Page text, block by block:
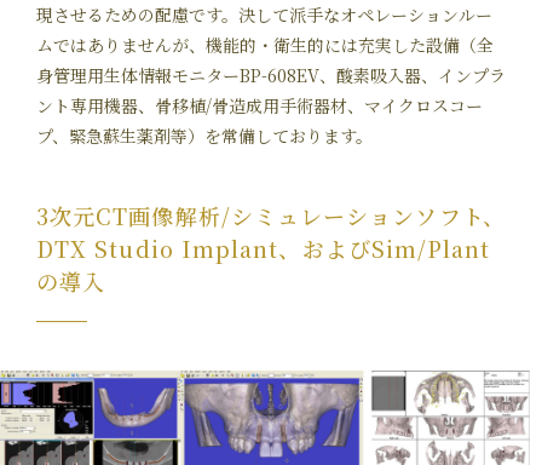
現させるための配慮です。決して派手なオペレーションルー
ムではありませんが、機能的・衛生的には充実した設備（全
身管理用生体情報モニターBP-608EV、酸素吸入器、インプラ
ント専用機器、骨移植/骨造成用手術器材、マイクロスコー
プ、緊急蘇生薬剤等）を常備しております。
3次元CT画像解析/シミュレーションソフト、
DTX Studio Implant、およびSim/Plant
の導入